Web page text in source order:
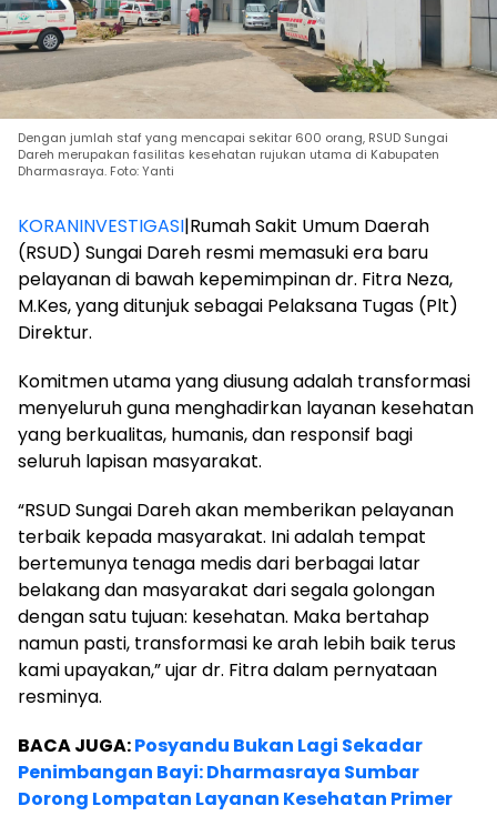
Dengan jumlah staf yang mencapai sekitar 600 orang, RSUD Sungai
Dareh merupakan fasilitas kesehatan rujukan utama di Kabupaten
Dharmasraya. Foto: Yanti
KORANINVESTIGASI|Rumah Sakit Umum Daerah
(RSUD) Sungai Dareh resmi memasuki era baru
pelayanan di bawah kepemimpinan dr. Fitra Neza,
M.Kes, yang ditunjuk sebagai Pelaksana Tugas (Plt)
Direktur.
Komitmen utama yang diusung adalah transformasi
menyeluruh guna menghadirkan layanan kesehatan
yang berkualitas, humanis, dan responsif bagi
seluruh lapisan masyarakat.
“RSUD Sungai Dareh akan memberikan pelayanan
terbaik kepada masyarakat. Ini adalah tempat
bertemunya tenaga medis dari berbagai latar
belakang dan masyarakat dari segala golongan
dengan satu tujuan: kesehatan. Maka bertahap
namun pasti, transformasi ke arah lebih baik terus
kami upayakan,” ujar dr. Fitra dalam pernyataan
resminya.
BACA JUGA:Posyandu Bukan Lagi Sekadar
Penimbangan Bayi: Dharmasraya Sumbar
Dorong Lompatan Layanan Kesehatan Primer